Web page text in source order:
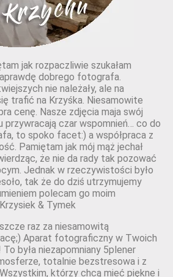
jak rozpaczliwie szukałam
dobrego fotografa.
nie należały, ale na
trafić na Krzyśka. Niesamowite
cenę. Nasze zdjęcia maja swój
przywracają czar wspomnień… co do
to spoko facet:) a współpraca z
Pamiętam jak mój mąż jechał
że nie da rady tak pozować
Jednak w rzeczywistości było
tak że do dziś utrzymujemy
polecam go moim
& Tymek
raz za niesamowitą
Aparat fotograficzny w Twoich
była niezapomniany 5plener
totalnie bezstresowa i z
którzy chcą mieć piękne i